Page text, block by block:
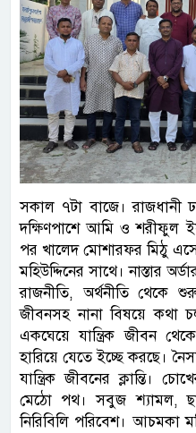
সকাল ৭টা বাজে। রাজধানী
দক্ষিণপাশে আমি ও শরীফুল
পর খালেদ মোশারফর মিঠু
মহিউদ্দিনের সাথে। নাস্তার
রাজনীতি, অর্থনীতি থেকে
জীবনসহ নানা বিষয়ে কথা
একঘেয়ে যান্ত্রিক জীবন
হারিয়ে যেতে ইচ্ছে করছে।
যান্ত্রিক জীবনের ক্লান্তি।
মেঠো পথ। সবুজ শ্যামল,
নিরিবিলি পরিবেশ। আচমকা